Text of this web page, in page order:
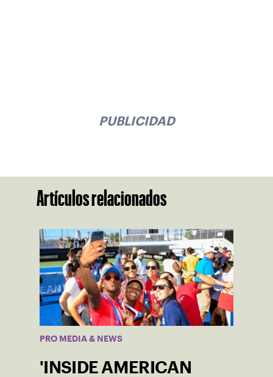
PUBLICIDAD
Artículos relacionados
PRO MEDIA & NEWS
'INSIDE AMERICAN